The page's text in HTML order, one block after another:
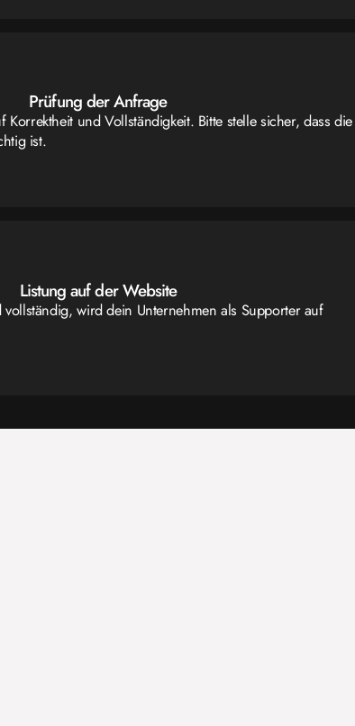
Prüfung der Anfrage
und Vollständigkeit. Bitte stelle sicher, dass die
ist.
Listung auf der Website
wird dein Unternehmen als Supporter auf